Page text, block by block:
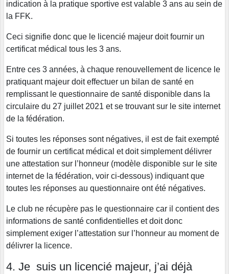
indication à la pratique sportive est valable 3 ans au sein de
la FFK.
Ceci signifie donc que le licencié majeur doit fournir un
certificat médical tous les 3 ans.
Entre ces 3 années, à chaque renouvellement de licence le
pratiquant majeur doit effectuer un bilan de santé en
remplissant le questionnaire de santé disponible dans la
circulaire du 27 juillet 2021 et se trouvant sur le site internet
de la fédération.
Si toutes les réponses sont négatives, il est de fait exempté
de fournir un certificat médical et doit simplement délivrer
une attestation sur l’honneur (modèle disponible sur le site
internet de la fédération, voir ci-dessous) indiquant que
toutes les réponses au questionnaire ont été négatives.
Le club ne récupère pas le questionnaire car il contient des
informations de santé confidentielles et doit donc
simplement exiger l’attestation sur l’honneur au moment de
délivrer la licence.
4. Je suis un licencié majeur, j’ai déjà